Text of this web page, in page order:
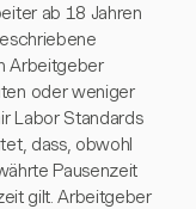
ab 18 Jahren
Arbeitgeber
oder weniger
Labor Standards
dass, obwohl
Pausenzeit
gilt. Arbeitgeber